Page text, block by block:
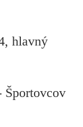
hlavný
Športovcov